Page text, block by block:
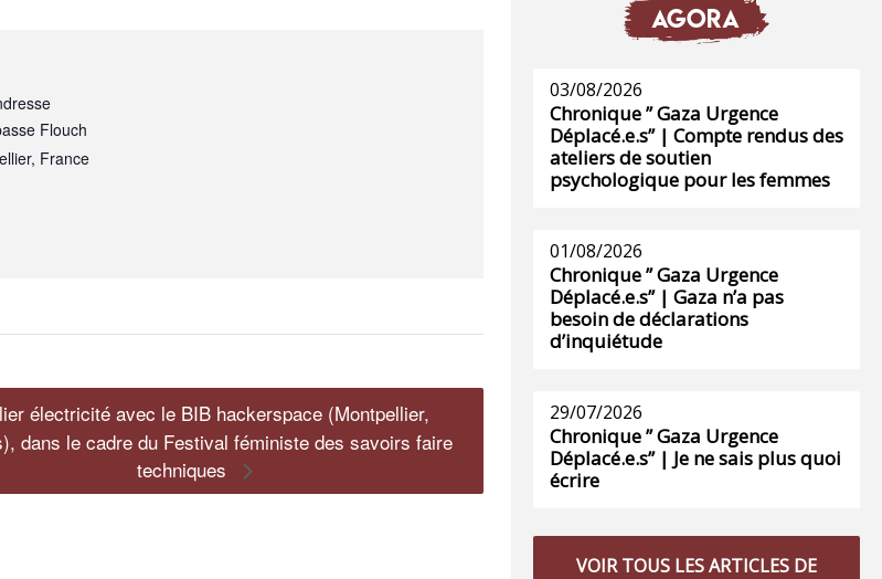
Flouch
, France
électricité avec le BIB hackerspace (Montpellier,
dans le cadre du Festival féministe des savoirs faire
techniques
AGORA
03/08/2026
Chronique ” Gaza Urgence
Déplacé.e.s” | Compte rendus des
ateliers de soutien
psychologique pour les femmes
01/08/2026
Chronique ” Gaza Urgence
Déplacé.e.s” | Gaza n’a pas
besoin de déclarations
d’inquiétude
29/07/2026
Chronique ” Gaza Urgence
Déplacé.e.s” | Je ne sais plus quoi
écrire
VOIR TOUS LES ARTICLES DE